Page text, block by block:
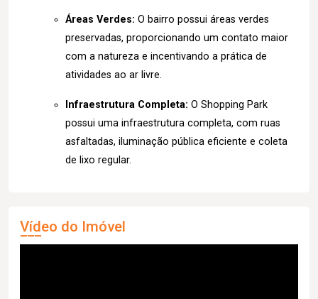
Áreas Verdes: O bairro possui áreas verdes
preservadas, proporcionando um contato maior
com a natureza e incentivando a prática de
atividades ao ar livre.
Infraestrutura Completa: O Shopping Park
possui uma infraestrutura completa, com ruas
asfaltadas, iluminação pública eficiente e coleta
de lixo regular.
Vídeo do Imóvel